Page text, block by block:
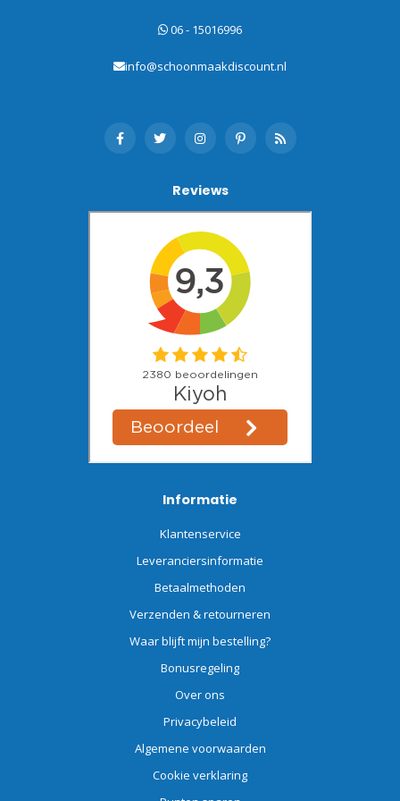
06 - 15016996
info@schoonmaakdiscount.nl
Reviews
Informatie
Klantenservice
Leveranciersinformatie
Betaalmethoden
Verzenden & retourneren
Waar blijft mijn bestelling?
Bonusregeling
Over ons
Privacybeleid
Algemene voorwaarden
Cookie verklaring